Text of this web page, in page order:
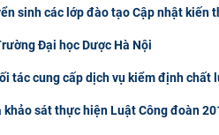
sinh các lớp đào tạo Cập nhật
Đại học Dược Hà Nội
tác cung cấp dịch vụ kiểm định chất
sát thực hiện Luật Công đoàn